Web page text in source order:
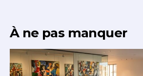
À ne pas manquer